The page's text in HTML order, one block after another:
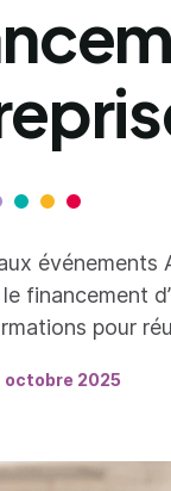
financement
pour
octobre 2025